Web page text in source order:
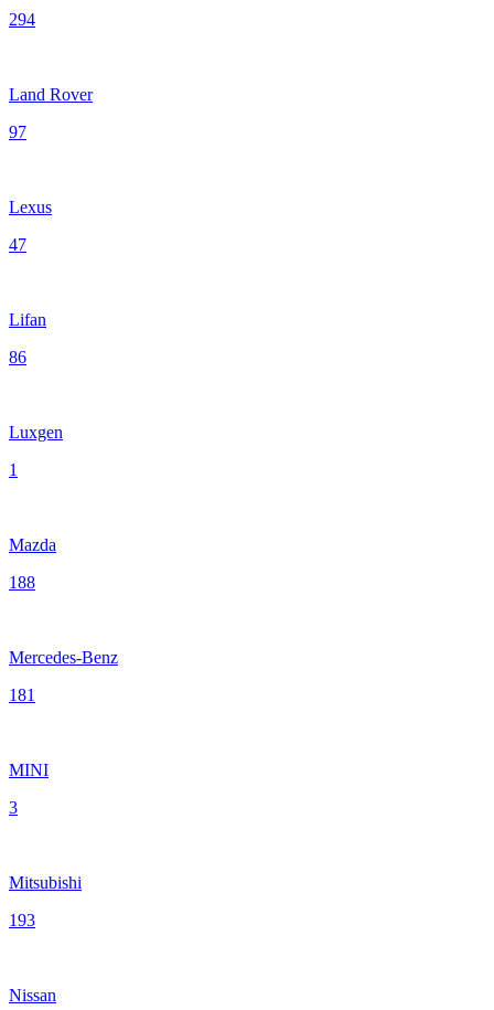
294
Land Rover
97
Lexus
47
Lifan
86
Luxgen
1
Mazda
188
Mercedes-Benz
181
MINI
3
Mitsubishi
193
Nissan